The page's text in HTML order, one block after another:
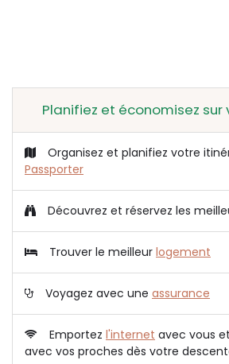
Planifiez et économisez
Organisez et planifiez votre
Passporter
Découvrez et réservez les
Trouver le meilleur logement
Voyagez avec une assurance
Emportez l'internet avec vous
avec vos proches dès votre